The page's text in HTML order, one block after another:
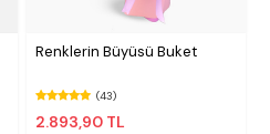
Renklerin Büyüsü Buket
(43)
2.893,90 TL